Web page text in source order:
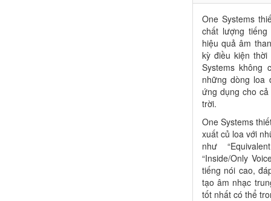
One Systems
chất lượng
hiệu quả âm
kỳ điều kiện
Systems
những dòng loa
ứng dụng cho
trời.
One Systems
xuất củ loa với
như
“Inside/Only
tiếng nói cao,
tạo âm nhạc
tốt nhất có thể